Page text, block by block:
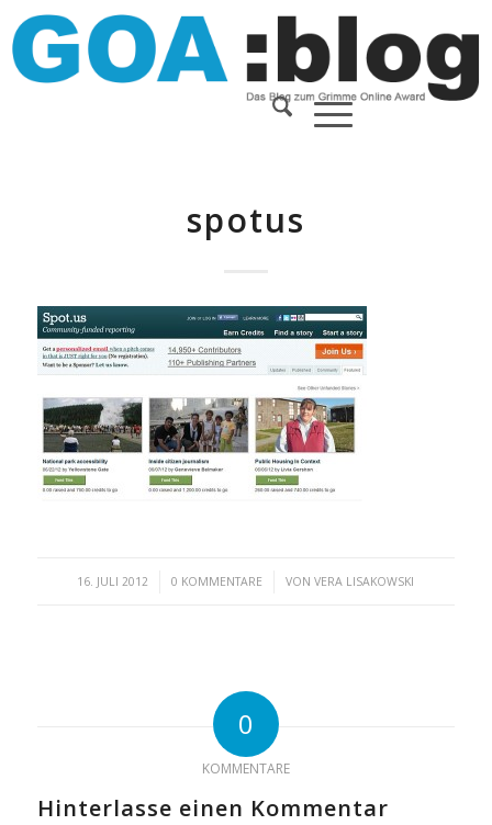
spotus
16. JULI 2012
/ 0 KOMMENTARE
/ VONVERA LISAKOWSKI
0
KOMMENTARE
Hinterlasse einen Kommentar